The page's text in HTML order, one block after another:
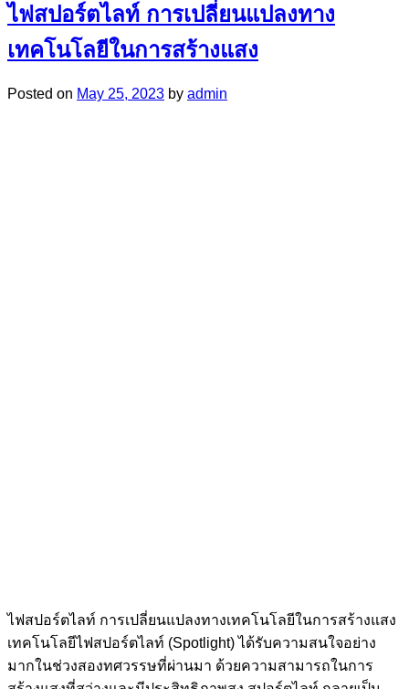
ไฟสปอร์ตไลท์ การเปลี่ยนแปลงทาง
เทคโนโลยีในการสร้างแสง
Posted on May 25, 2023 by admin
ไฟสปอร์ตไลท์ การเปลี่ยนแปลงทางเทคโนโลยีในการสร้างแสง
เทคโนโลยีไฟสปอร์ตไลท์ (Spotlight) ได้รับความสนใจอย่าง
มากในช่วงสองทศวรรษที่ผ่านมา ด้วยความสามารถในการ